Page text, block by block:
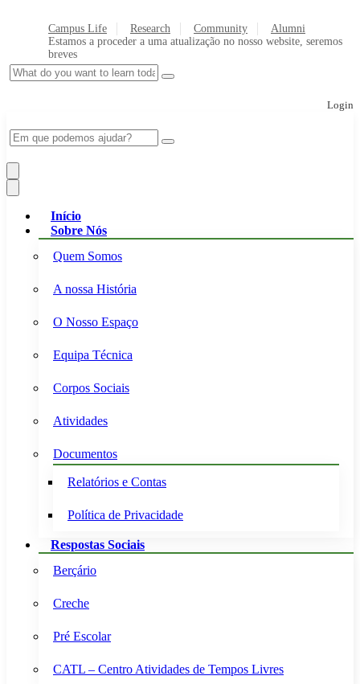
Campus Life Research Community
Alumni
Estamos a proceder a uma atualização no nosso website, seremos
breves
Login
Início
Sobre Nós
Quem Somos
A nossa História
O Nosso Espaço
Equipa Técnica
Corpos Sociais
Atividades
Documentos
Relatórios e Contas
Política de Privacidade
Respostas Sociais
Berçário
Creche
Pré Escolar
CATL – Centro Atividades de Tempos Livres